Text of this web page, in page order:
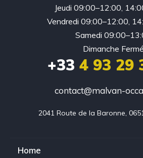
Jeudi 09:00–12:00,
Vendredi 09:00–12:00,
Samedi
Dimanche Fermé
+33 4 93 29
contact@malvan-
2041 Route de la Baronne,
Home